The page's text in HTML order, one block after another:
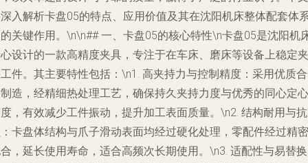
入解析卡盘05的特点、应用价值及其在沈阳机床整体配套体
关键作用。\n\n## 一、卡盘05的核心特性\n卡盘05是沈阳机
设计的一款高精度夹具，专注于在车床、磨床等设备上稳定夹
件。其主要特性包括：\n1. 高夹持力与控制精度 ：采用优质
造，经精细热处理工艺，确保持久夹持力度与优秀的同心定心
，有效减少工件振动，提升加工表面质量。\n2. 结构耐用与
：卡盘体结构与爪子滑动表面均经过硬化处理，零配件经过精密
，延长使用寿命，适合高频次长期使用。\n3. 适配性与易替换